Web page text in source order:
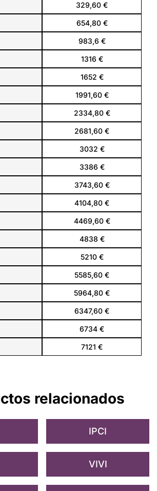
329,60 €
654,80 €
983,6 €
1316 €
1652 €
1991,60 €
2334,80 €
2681,60 €
3032 €
3386 €
3743,60 €
4104,80 €
4469,60 €
4838 €
5210 €
5585,60 €
5964,80 €
6347,60 €
6734 €
7121 €
relacionados
IPCI
VIVI